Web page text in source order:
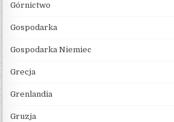
Górnictwo
Gospodarka
Gospodarka Niemiec
Grecja
Grenlandia
Gruzja